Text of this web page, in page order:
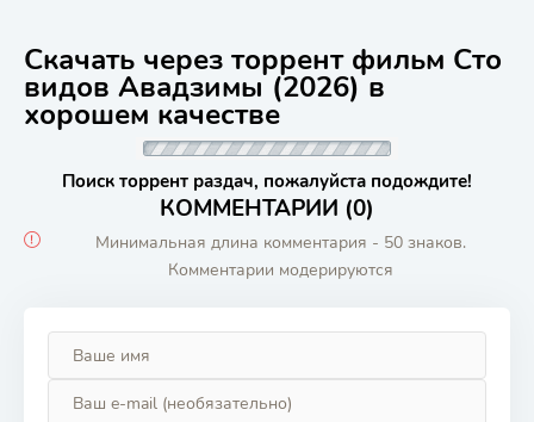
Скачать через торрент фильм Сто
видов Авадзимы (2026) в
хорошем качестве
Поиск торрент раздач, пожалуйста подождите!
КОММЕНТАРИИ (0)
Минимальная длина комментария - 50 знаков.
Комментарии модерируются